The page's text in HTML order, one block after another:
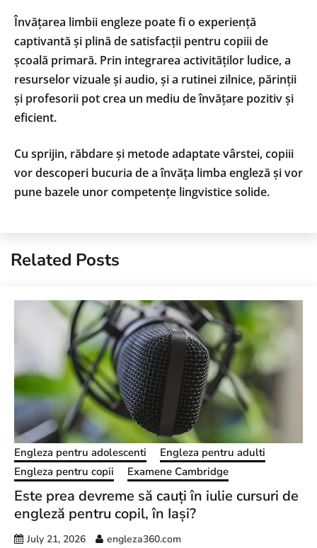
Învățarea limbii engleze poate fi o experiență
captivantă și plină de satisfacții pentru copiii de
școală primară. Prin integrarea activităților ludice, a
resurselor vizuale și audio, și a rutinei zilnice, părinții
și profesorii pot crea un mediu de învățare pozitiv și
eficient.
Cu sprijin, răbdare și metode adaptate vârstei, copiii
vor descoperi bucuria de a învăța limba engleză și vor
pune bazele unor competențe lingvistice solide.
Related Posts
Engleza pentru adolescenti
Engleza pentru adulti
Engleza pentru copii
Examene Cambridge
Este prea devreme să cauți în iulie cursuri de
engleză pentru copil, în Iași?
July 21, 2026 engleza360.com